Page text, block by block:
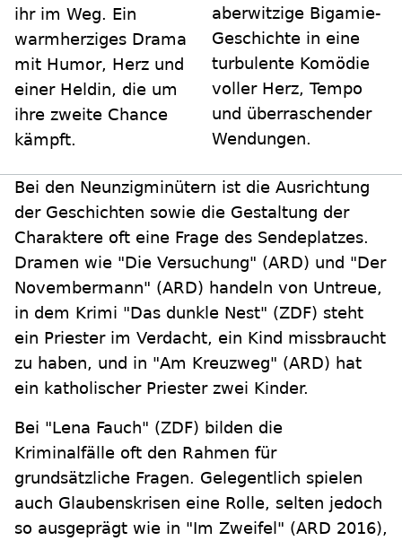
ihr im Weg. Ein
warmherziges Drama
mit Humor, Herz und
einer Heldin, die um
ihre zweite Chance
kämpft.
aberwitzige Bigamie-
Geschichte in eine
turbulente Komödie
voller Herz, Tempo
und überraschender
Wendungen.
Bei den Neunzigminütern ist die Ausrichtung
der Geschichten sowie die Gestaltung der
Charaktere oft eine Frage des Sendeplatzes.
Dramen wie "Die Versuchung" (ARD) und "Der
Novembermann" (ARD) handeln von Untreue,
in dem Krimi "Das dunkle Nest" (ZDF) steht
ein Priester im Verdacht, ein Kind missbraucht
zu haben, und in "Am Kreuzweg" (ARD) hat
ein katholischer Priester zwei Kinder.
Bei "Lena Fauch" (ZDF) bilden die
Kriminalfälle oft den Rahmen für
grundsätzliche Fragen. Gelegentlich spielen
auch Glaubenskrisen eine Rolle, selten jedoch
so ausgeprägt wie in "Im Zweifel" (ARD 2016),